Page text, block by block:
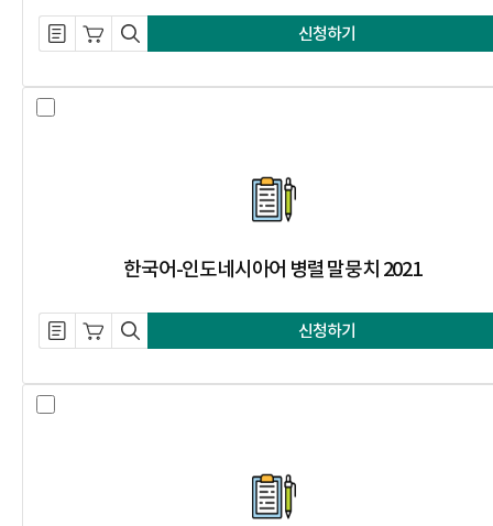
설명 자료 내려받기
장바구니 담기
미리보기 신청하기
한국어-인도네시아어 병렬 말뭉치 2021
설명 자료 내려받기
장바구니 담기
미리보기 신청하기